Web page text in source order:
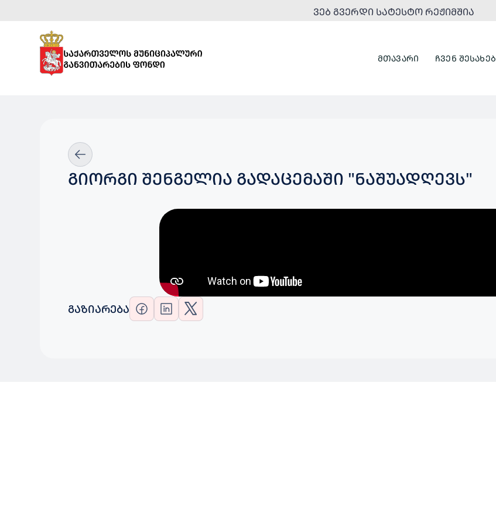
ᲕᲔᲑ ᲒᲕᲔᲠᲓᲘ ᲡᲐᲢᲔᲡᲢᲝ ᲠᲔᲟᲘᲛᲨᲘᲐ
ᲛᲗᲐᲕᲐᲠᲘ ᲩᲕᲔᲜ ᲨᲔᲡᲐᲮᲔᲑ
ᲒᲘᲝᲠᲒᲘ ᲨᲔᲜᲒᲔᲚᲘᲐ ᲒᲐᲓᲐᲪᲔᲛᲐᲨᲘ "ᲜᲐᲨᲣᲐᲓᲦᲔᲕᲡ"
ᲒᲐᲖᲘᲐᲠᲔᲑᲐ